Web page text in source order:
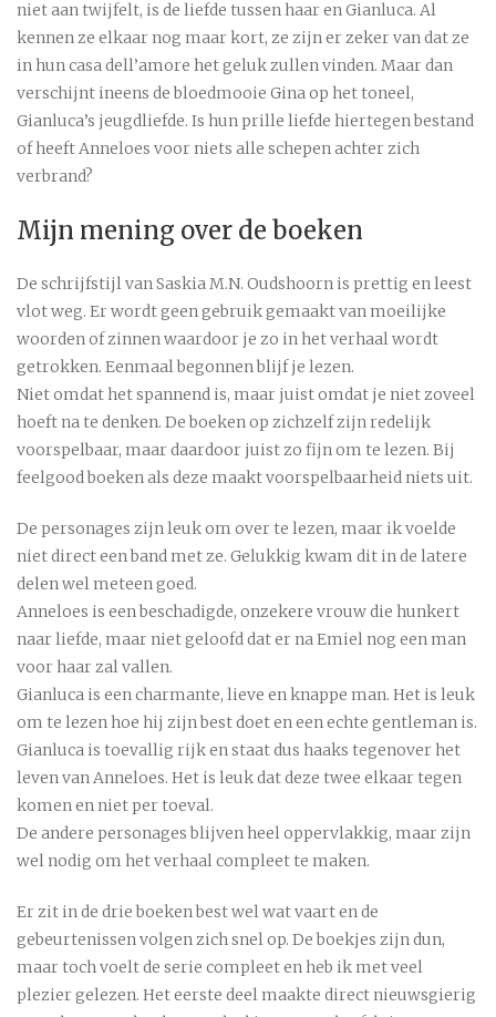
niet aan twijfelt, is de liefde tussen haar en Gianluca. Al
kennen ze elkaar nog maar kort, ze zijn er zeker van dat ze
in hun casa dell’amore het geluk zullen vinden. Maar dan
verschijnt ineens de bloedmooie Gina op het toneel,
Gianluca’s jeugdliefde. Is hun prille liefde hiertegen bestand
of heeft Anneloes voor niets alle schepen achter zich
verbrand?
Mijn mening over de boeken
De schrijfstijl van Saskia M.N. Oudshoorn is prettig en leest
vlot weg. Er wordt geen gebruik gemaakt van moeilijke
woorden of zinnen waardoor je zo in het verhaal wordt
getrokken. Eenmaal begonnen blijf je lezen.
Niet omdat het spannend is, maar juist omdat je niet zoveel
hoeft na te denken. De boeken op zichzelf zijn redelijk
voorspelbaar, maar daardoor juist zo fijn om te lezen. Bij
feelgood boeken als deze maakt voorspelbaarheid niets uit.
De personages zijn leuk om over te lezen, maar ik voelde
niet direct een band met ze. Gelukkig kwam dit in de latere
delen wel meteen goed.
Anneloes is een beschadigde, onzekere vrouw die hunkert
naar liefde, maar niet geloofd dat er na Emiel nog een man
voor haar zal vallen.
Gianluca is een charmante, lieve en knappe man. Het is leuk
om te lezen hoe hij zijn best doet en een echte gentleman is.
Gianluca is toevallig rijk en staat dus haaks tegenover het
leven van Anneloes. Het is leuk dat deze twee elkaar tegen
komen en niet per toeval.
De andere personages blijven heel oppervlakkig, maar zijn
wel nodig om het verhaal compleet te maken.
Er zit in de drie boeken best wel wat vaart en de
gebeurtenissen volgen zich snel op. De boekjes zijn dun,
maar toch voelt de serie compleet en heb ik met veel
plezier gelezen. Het eerste deel maakte direct nieuwsgierig